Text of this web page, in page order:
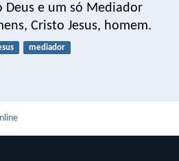
Deus e um só Mediador
Cristo Jesus, homem.
mediador